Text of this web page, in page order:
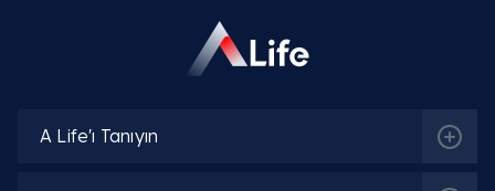
A Life'ı Tanıyın